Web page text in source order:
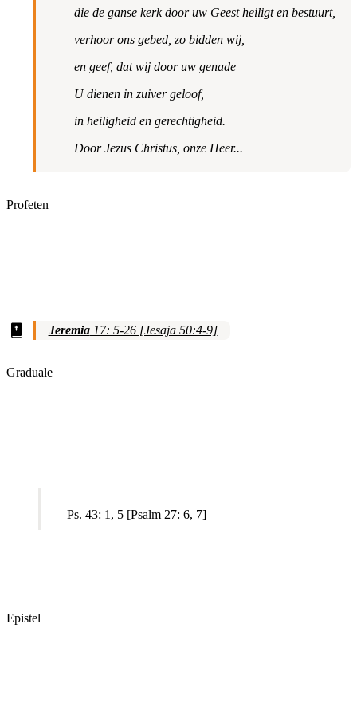
die de ganse kerk door uw Geest heiligt en bestuurt,
verhoor ons gebed, zo bidden wij,
en geef, dat wij door uw genade
U dienen in zuiver geloof,
in heiligheid en gerechtigheid.
Door Jezus Christus, onze Heer...
Profeten
Jeremia17: 5-26 [Jesaja 50:4-9]
Graduale
Ps. 43: 1, 5 [Psalm 27: 6, 7]
Epistel